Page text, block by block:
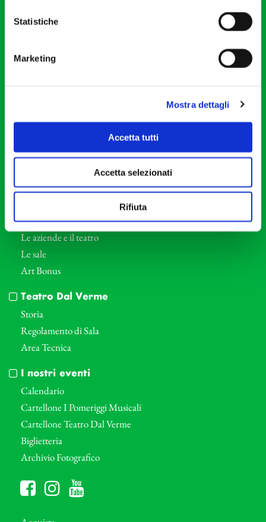
Statistiche
Marketing
Mostra dettagli
Accetta tutti
Accetta selezionati
Rifiuta
Cod. Fisc. 80078650159
Orchestra I Pomeriggi Musicali
Direttore Artistico
Professori d’Orchestra
Eventi Corporate
Le aziende e il teatro
Le sale
Art Bonus
Teatro Dal Verme
Storia
Regolamento di Sala
Area Tecnica
I nostri eventi
Calendario
Cartellone I Pomeriggi Musicali
Cartellone Teatro Dal Verme
Biglietteria
Archivio Fotografico